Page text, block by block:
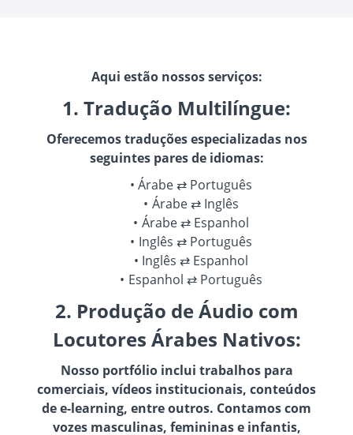
Aqui estão nossos serviços:
1. Tradução Multilíngue:
Oferecemos traduções especializadas nos
seguintes pares de idiomas:
Árabe ⇄ Português
Árabe ⇄ Inglês
Árabe ⇄ Espanhol
Inglês ⇄ Português
Inglês ⇄ Espanhol
Espanhol ⇄ Português
2. Produção de Áudio com
Locutores Árabes Nativos:
Nosso portfólio inclui trabalhos para
comerciais, vídeos institucionais, conteúdos
de e-learning, entre outros. Contamos com
vozes masculinas, femininas e infantis,